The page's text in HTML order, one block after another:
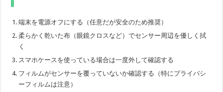
端末を電源オフにする（任意だが安全のため推奨）
柔らかく乾いた布（眼鏡クロスなど）でセンサー周辺を優しく拭
く
スマホケースを使っている場合は一度外して確認する
フィルムがセンサーを覆っていないか確認する（特にプライバシ
ーフィルムは注意）